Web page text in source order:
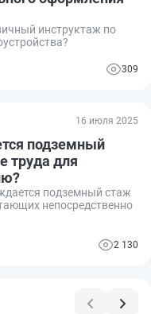
инструктаж по
309
16 июля 2025
подземный
труда для
подземный стаж
непосредственно
2 130